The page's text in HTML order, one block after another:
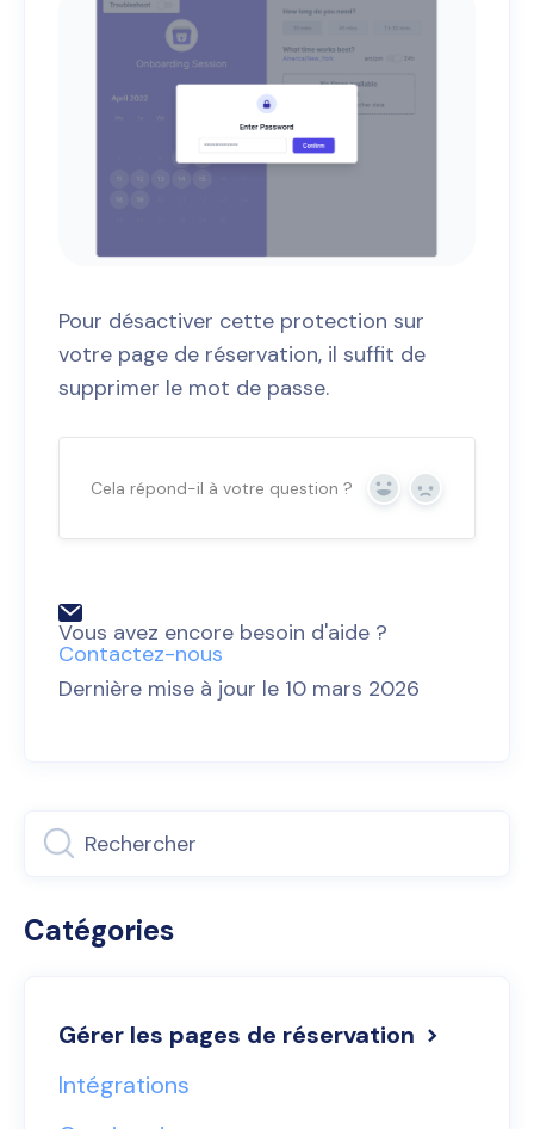
Pour désactiver cette protection sur
votre page de réservation, il suffit de
supprimer le mot de passe.
Cela répond-il à votre question ? Oui Non
Vous avez encore besoin d'aide ?
Contactez-nous
Dernière mise à jour le 10 mars 2026
Catégories
Gérer les pages de réservation
Intégrations